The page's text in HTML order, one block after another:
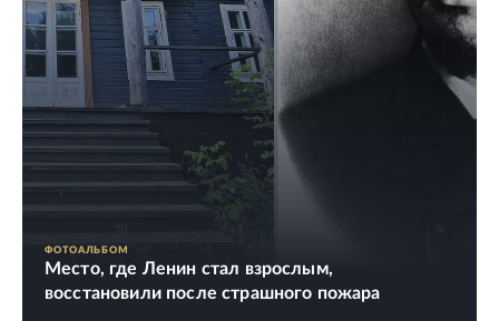
ФОТОАЛЬБОМ
Место, где Ленин стал взрослым,
восстановили после страшного пожара